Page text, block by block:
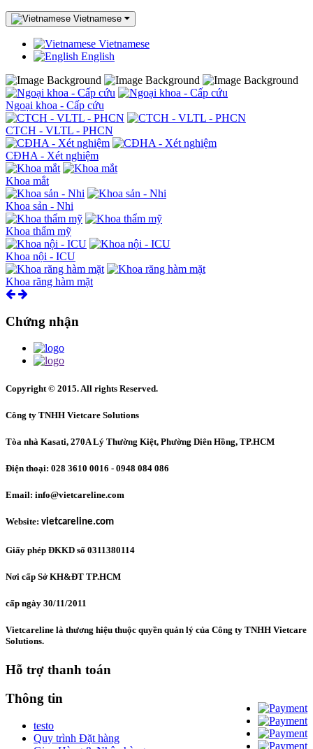
Vietnamese
Vietnamese
English
Ngoại khoa - Cấp cứu
CTCH - VLTL - PHCN
CĐHA - Xét nghiệm
Khoa mắt
Khoa sản - Nhi
Khoa thẩm mỹ
Khoa nội - ICU
Khoa răng hàm mặt
Chứng nhận
Copyright © 2015. All rights Reserved.
Công ty TNHH Vietcare Solutions
Tòa nhà Kasati, 270A Lý Thường Kiệt, Phường Diên Hồng, TP.HCM
Điện thoại: 028 3610 0016 - 0948 084 086
Email: info@vietcareline.com
Website: vietcareline.com
Giấy phép ĐKKD số 0311380114
Nơi cấp Sở KH&ĐT TP.HCM
cấp ngày 30/11/2011
Vietcareline là thương hiệu thuộc quyền quản lý của Công ty TNHH Vietcare
Solutions.
Hỗ trợ thanh toán
Thông tin
testo
Quy trình Đặt hàng